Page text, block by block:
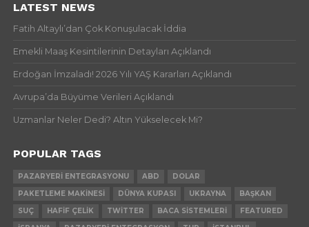
LATEST NEWS
Fatih Altaylı’dan Çok Konuşulacak İddia
Emekli Maaş Kesintilerinin Detayları Açıklandı
Erdoğan İmzaladı! 2026 Yılı YAŞ Kararları Açıklandı
Avrupa’da Büyüme Verileri Açıklandı
Uzmanlar Neler Dedi? Altın Yükselecek Mi?
POPULAR TAGS
PAZARYERI ENTEGRASYONU ABD
DOLAR
PAKETLEME MAKINESI
DÜNYA KUPASI UKRAYNA
BAŞKAN
SUÇ
HAFIF ÇELIK TWITTER BACA SISTEMLERI
FEATURED